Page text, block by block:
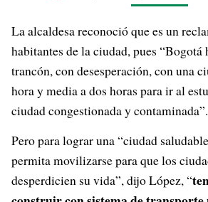
La alcaldesa reconoció que es un
habitantes de la ciudad, pues “Bogotá
trancón, con desesperación, con una
hora y media a dos horas para ir al
ciudad congestionada y contaminada”.
Pero para lograr una “ciudad
permita movilizarse para que los
desperdicien su vida”, dijo López, “